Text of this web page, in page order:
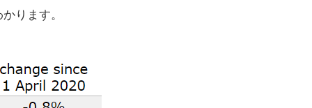
ります。